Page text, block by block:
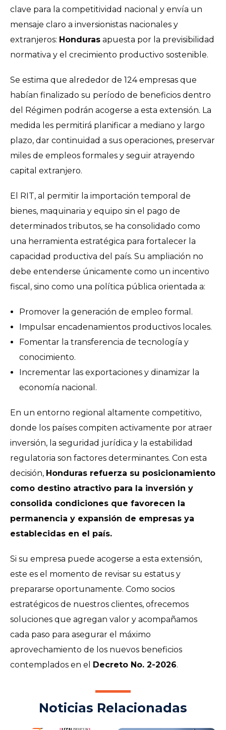
clave para la competitividad nacional y envía un
mensaje claro a inversionistas nacionales y
extranjeros: Honduras apuesta por la previsibilidad
normativa y el crecimiento productivo sostenible.
Se estima que alrededor de 124 empresas que
habían finalizado su período de beneficios dentro
del Régimen podrán acogerse a esta extensión. La
medida les permitirá planificar a mediano y largo
plazo, dar continuidad a sus operaciones, preservar
miles de empleos formales y seguir atrayendo
capital extranjero.
El RIT, al permitir la importación temporal de
bienes, maquinaria y equipo sin el pago de
determinados tributos, se ha consolidado como
una herramienta estratégica para fortalecer la
capacidad productiva del país. Su ampliación no
debe entenderse únicamente como un incentivo
fiscal, sino como una política pública orientada a:
Promover la generación de empleo formal.
Impulsar encadenamientos productivos locales.
Fomentar la transferencia de tecnología y
conocimiento.
Incrementar las exportaciones y dinamizar la
economía nacional.
En un entorno regional altamente competitivo,
donde los países compiten activamente por atraer
inversión, la seguridad jurídica y la estabilidad
regulatoria son factores determinantes. Con esta
decisión, Honduras refuerza su posicionamiento
como destino atractivo para la inversión y
consolida condiciones que favorecen la
permanencia y expansión de empresas ya
establecidas en el país.
Si su empresa puede acogerse a esta extensión,
este es el momento de revisar su estatus y
prepararse oportunamente. Como socios
estratégicos de nuestros clientes, ofrecemos
soluciones que agregan valor y acompañamos
cada paso para asegurar el máximo
aprovechamiento de los nuevos beneficios
contemplados en el
Decreto No. 2-2026.
Noticias Relacionadas